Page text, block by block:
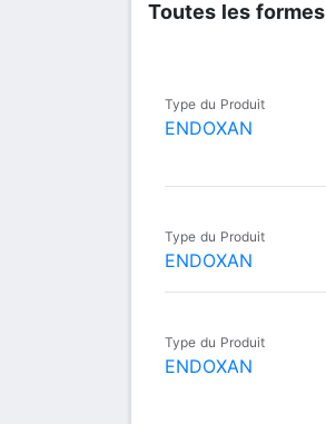
Toutes les formes
Type du Produit
ENDOXAN
Type du Produit
ENDOXAN
Type du Produit
ENDOXAN